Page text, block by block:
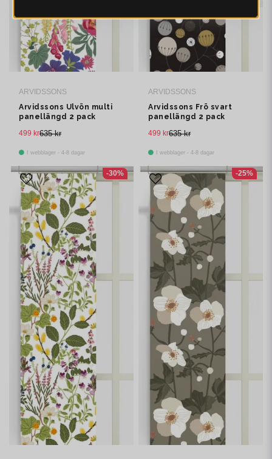
ARVIDSSONS
Arvidssons Ulvön multi
panellängd 2 pack
635 kr
499 kr
I webblager - 4-8 dagar
ARVIDSSONS
Arvidssons Frö svart
panellängd 2 pack
635 kr
499 kr
I webblager - 4-8 dagar
-30% -25%